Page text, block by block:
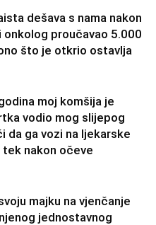
dešava s nama nakon
onkolog proučavao 5.000
što je otkrio ostavlja
moj komšija je
vodio mog slijepog
da ga vozi na ljekarske
nakon očeve
majku na vjenčanje
jednostavnog